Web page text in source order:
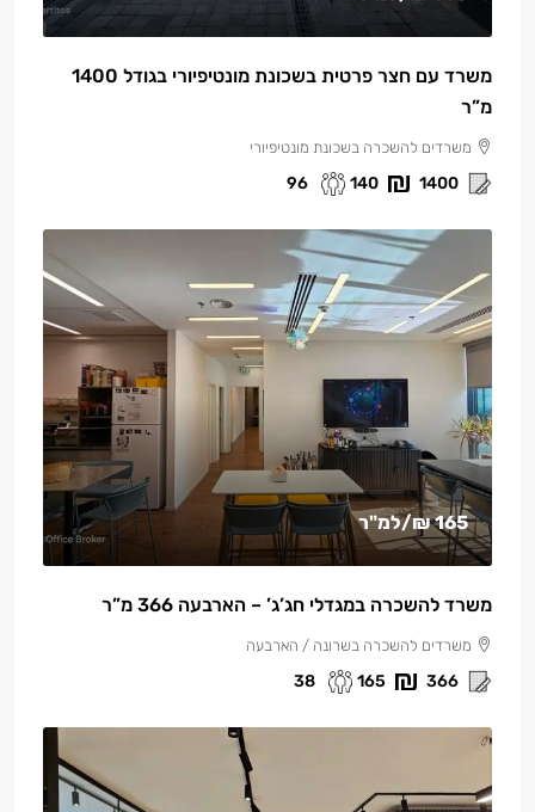
משרד עם חצר פרטית בשכונת מונטיפיורי בגודל 1400
מ”ר
משרדים להשכרה בשכונת מונטיפיורי
1400
140
96
165 ₪ /למ"ר
משרד להשכרה במגדלי חג’ג’ – הארבעה 366 מ”ר
משרדים להשכרה בשרונה / הארבעה
366
165
38